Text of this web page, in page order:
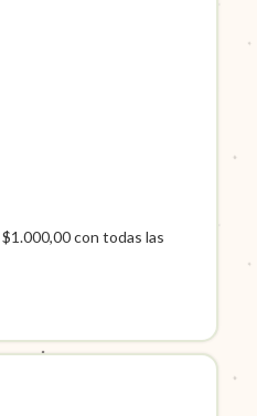
$1.000,00con todas las